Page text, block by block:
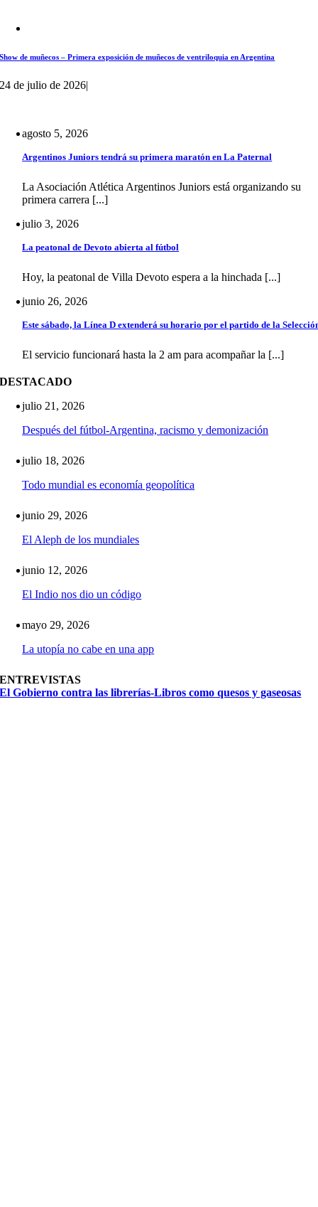
Show de muñecos – Primera exposición de muñecos de ventriloquia en Argentina
24 de julio de 2026|
agosto 5, 2026
Argentinos Juniors tendrá su primera maratón en La Paternal
La Asociación Atlética Argentinos Juniors está organizando su
primera carrera [...]
julio 3, 2026
La peatonal de Devoto abierta al fútbol
Hoy, la peatonal de Villa Devoto espera a la hinchada [...]
junio 26, 2026
Este sábado, la Línea D extenderá su horario por el partido de la
El servicio funcionará hasta la 2 am para acompañar la [...]
DESTACADO
julio 21, 2026
Después del fútbol-Argentina, racismo y demonización
julio 18, 2026
Todo mundial es economía geopolítica
junio 29, 2026
El Aleph de los mundiales
junio 12, 2026
El Indio nos dio un código
mayo 29, 2026
La utopía no cabe en una app
ENTREVISTAS
El Gobierno contra las librerías-Libros como quesos y gaseosas